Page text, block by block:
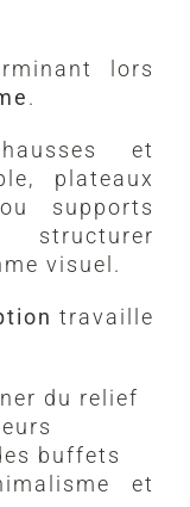
lors
.
et
plateaux
supports
structurer
visuel.
travaille
du relief
buffets
et